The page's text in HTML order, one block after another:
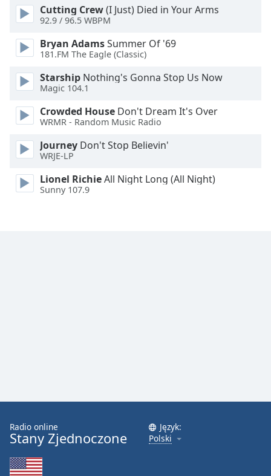
Size
Text
Edge
Family
Reset
Close
Modal
Dialog
Cutting Crew(I Just) Died in Your Arms
92.9 / 96.5 WBPM
Bryan AdamsSummer Of '69
181.FM The Eagle (Classic)
Starship Nothing's Gonna Stop Us Now
Magic 104.1
Crowded House Don't Dream It's Over
WRMR - Random Music Radio
Journey Don't Stop Believin'
WRJE-LP
Lionel RichieAll Night Long (All Night)
Sunny 107.9
Radio online
Stany Zjednoczone
Język:
Polski